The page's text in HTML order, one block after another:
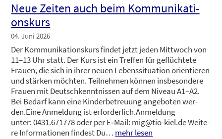
Neue Zei­ten auch beim Kom­mu­ni­ka­ti­
ons­kurs
04. Juni 2026
Der Kom­mu­ni­ka­ti­ons­kurs fin­det jetzt jeden Mitt­woch von
11–13 Uhr statt. Der Kurs ist ein Tref­fen für geflüch­te­te
Frau­en, die sich in ihrer neu­en Lebens­si­tua­ti­on ori­en­tie­ren
und stär­ken möch­ten. Teil­neh­men kön­nen ins­be­son­de­re
Frau­en mit Deutsch­kennt­nis­sen auf dem Niveau A1–A2.
Bei Bedarf kann eine Kin­der­be­treu­ung ange­bo­ten wer­
den.Eine Anmel­dung ist erfor­der­lich.Anmel­dung
unter: 0431.671778 oder per E‑Mail: mig@tio-kiel.de Wei­te­
re Infor­ma­tio­nen fin­dest Du… mehr lesen